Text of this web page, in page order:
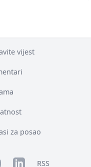
vijest
za posao
LinkedInRSS